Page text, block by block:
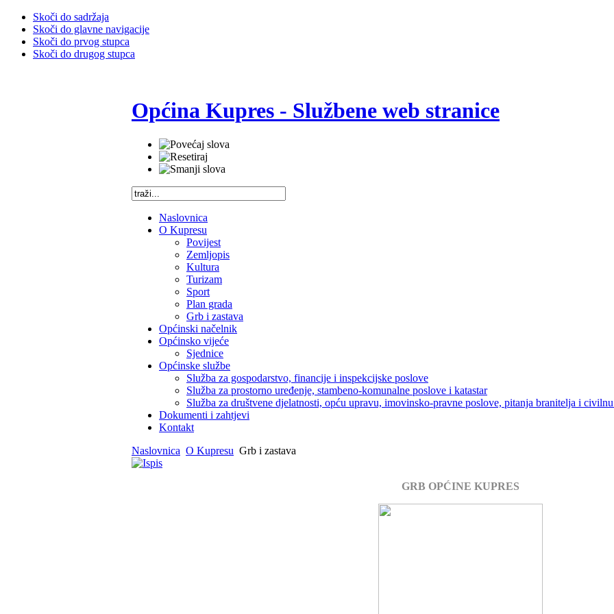
Skoči do sadržaja
Skoči do glavne navigacije
Skoči do prvog stupca
Skoči do drugog stupca
Općina Kupres - Službene web stranice
Naslovnica
O Kupresu
Povijest
Zemljopis
Kultura
Turizam
Sport
Plan grada
Grb i zastava
Općinski načelnik
Općinsko vijeće
Sjednice
Općinske službe
Služba za gospodarstvo, financije i inspekcijske poslove
Služba za prostorno uređenje, stambeno-komunalne poslove i katastar
Služba za društvene djelatnosti, opću upravu, imovinsko-pravne poslove, pitanja branitelja i
Dokumenti i zahtjevi
Kontakt
Naslovnica O Kupresu Grb i zastava
GRB OPĆINE KUPRES